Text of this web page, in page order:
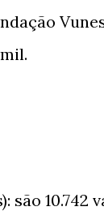
10.742